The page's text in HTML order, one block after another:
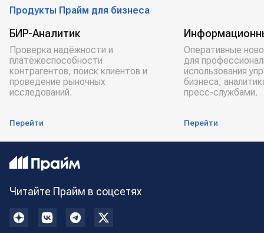
Продукты Прайм для бизнеса
БИР-Аналитик
Проверка надёжности и
платёжеспособности
контрагентов, поиск клиентов и
проведение рыночных
исследований.
Перейти
Оперативные
для
использования
бизнеса,
пресс-службами.
Перейти
Читайте Прайм в соцсетях